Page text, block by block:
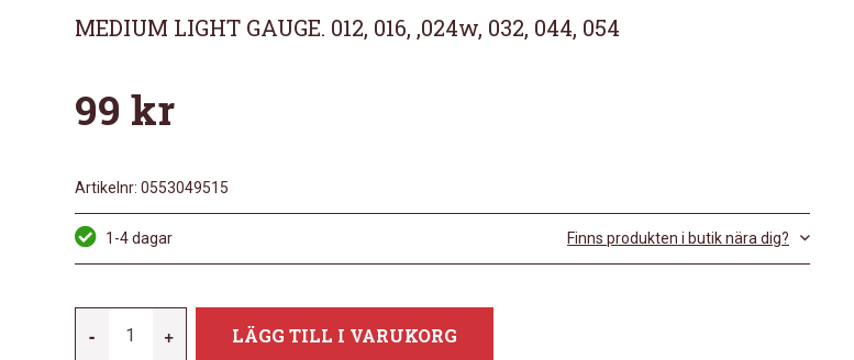
MEDIUM LIGHT GAUGE. 012, 016, ,024w, 032, 044, 054
99 kr
Artikelnr: 0553049515
1-4 dagar Finns produkten i butik nära dig?
-
BALL
+ LÄGG TILL I VARUKORG